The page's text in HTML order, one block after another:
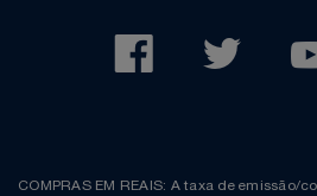
COMPRAS EM REAIS: A taxa de emissão/